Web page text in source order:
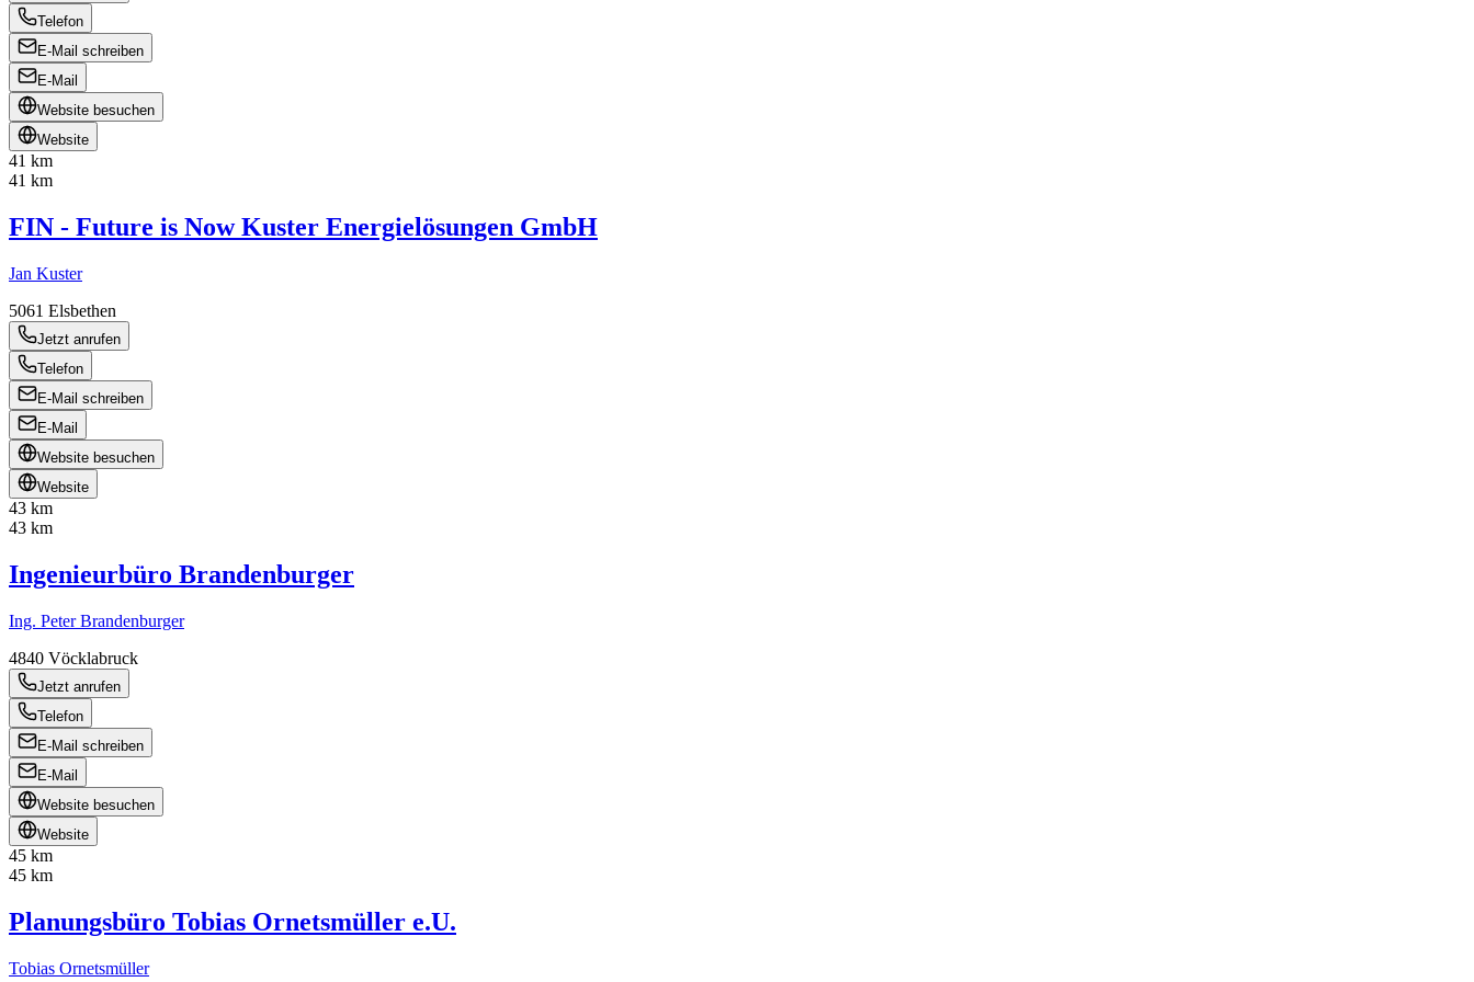
Telefon
E-Mail schreiben
E-Mail
Website besuchen
Website
41 km
41 km
FIN - Future is Now Kuster Energielösungen GmbH
Jan Kuster
5061 Elsbethen
Jetzt anrufen
Telefon
E-Mail schreiben
E-Mail
Website besuchen
Website
43 km
43 km
Ingenieurbüro Brandenburger
Ing. Peter Brandenburger
4840 Vöcklabruck
Jetzt anrufen
Telefon
E-Mail schreiben
E-Mail
Website besuchen
Website
45 km
45 km
Planungsbüro Tobias Ornetsmüller e.U.
Tobias Ornetsmüller